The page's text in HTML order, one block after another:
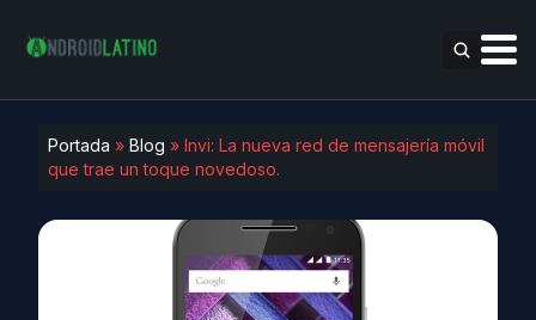
Portada » Blog » Invi: La nueva red de mensajería móvil
que trae un toque novedoso.